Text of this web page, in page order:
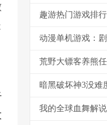
趣游热门游戏排
动漫单机游戏：
荒野大镖客养熊
暗黑破坏神3没难
我的全球血舞解